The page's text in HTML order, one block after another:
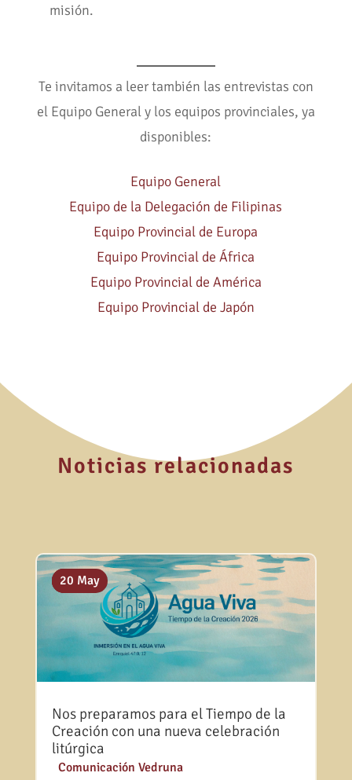
misión.
Te invitamos a leer también las entrevistas con
el Equipo General y los equipos provinciales, ya
disponibles:
Equipo General
Equipo de la Delegación de Filipinas
Equipo Provincial de Europa
Equipo Provincial de África
Equipo Provincial de América
Equipo Provincial de Japón
Noticias relacionadas
Nos preparamos para el Tiempo de la
Creación con una nueva celebración
litúrgica
10 Jul
Comunicación Vedruna
02 Jul
20 May